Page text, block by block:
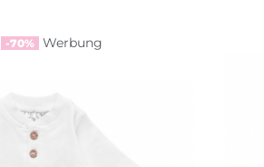
-70% Werbung